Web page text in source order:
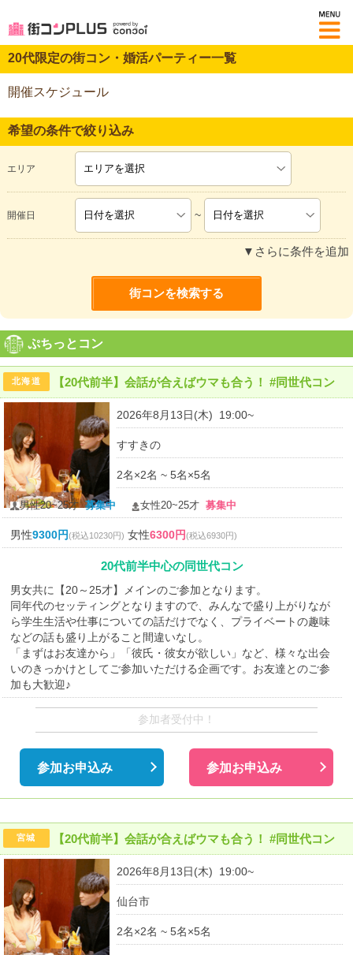
20代限定の街コン・婚活パーティー一覧
開催スケジュール
希望の条件で絞り込み
エリア
開催日 ~
▼さらに条件を追加
ぷちっとコン
北海道 【20代前半】会話が合えばウマも合う！ #同世代コン
2026年8月13日(木) 19:00~
すすきの
2名×2名 ~ 5名×5名
男性20~25才募集中 女性20~25才募集中
男性9300円(税込10230円) 女性6300円(税込6930円)
20代前半中心の同世代コン
男女共に【20～25才】メインのご参加となります。
同年代のセッティングとなりますので、みんなで盛り上がりなが
ら学生生活や仕事についての話だけでなく、プライベートの趣味
などの話も盛り上がること間違いなし。
「まずはお友達から」「彼氏・彼女が欲しい」など、様々な出会
いのきっかけとしてご参加いただける企画です。お友達とのご参
加も大歓迎♪
参加者受付中！
参加お申込み 参加お申込み
宮城 【20代前半】会話が合えばウマも合う！ #同世代コン
2026年8月13日(木) 19:00~
仙台市
2名×2名 ~ 5名×5名